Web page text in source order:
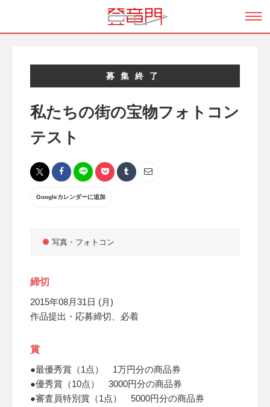
募集終了
私たちの街の宝物フォトコン
テスト
Googleカレンダーに追加
写真・フォトコン
締切
2015年08月31日 (月)
作品提出・応募締切、必着
賞
●最優秀賞（1点） 1万円分の商品券
●優秀賞（10点） 3000円分の商品券
●審査員特別賞（1点） 5000円分の商品券